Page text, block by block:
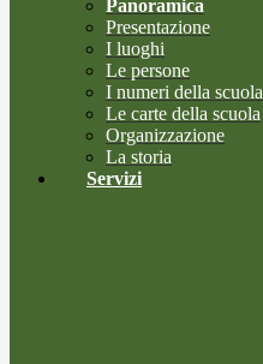
Panoramica
Presentazione
I luoghi
Le persone
I numeri della scuola
Le carte della scuola
Organizzazione
La storia
Servizi